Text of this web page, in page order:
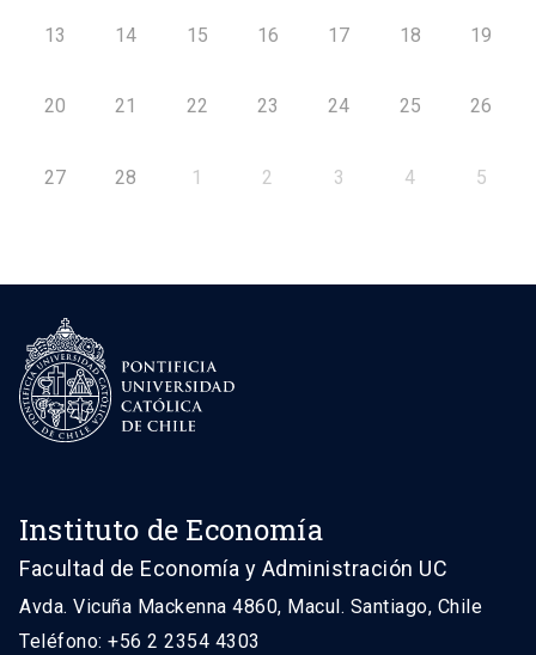
13 14 15 16 17 18 19
20 21 22 23 24 25 26
27 28 1 2 3 4 5
Instituto de Economía
Facultad de Economía y Administración UC
Avda. Vicuña Mackenna 4860, Macul. Santiago, Chile
Teléfono: +56 2 2354 4303